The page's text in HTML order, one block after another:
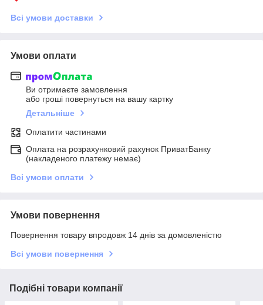
Всі умови доставки
Умови оплати
Ви отримаєте замовлення
або гроші повернуться на вашу картку
Детальніше
Оплатити частинами
Оплата на розрахунковий рахунок ПриватБанку
(накладеного платежу немає)
Всі умови оплати
Умови повернення
Повернення товару впродовж 14 днів за домовленістю
Всі умови повернення
Подібні товари компанії